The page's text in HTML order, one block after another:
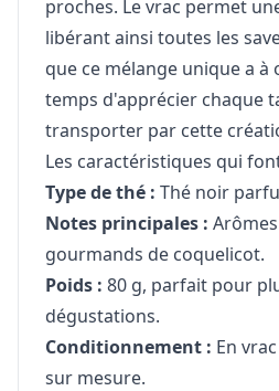
proches. Le vrac permet
libérant ainsi toutes les
que ce mélange unique a à
temps d'apprécier chaque
transporter par cette
Les caractéristiques qui
Type de thé : Thé noir
Notes principales :
gourmands de coquelicot.
Poids : 80 g, parfait pour
dégustations.
Conditionnement : En
sur mesure.